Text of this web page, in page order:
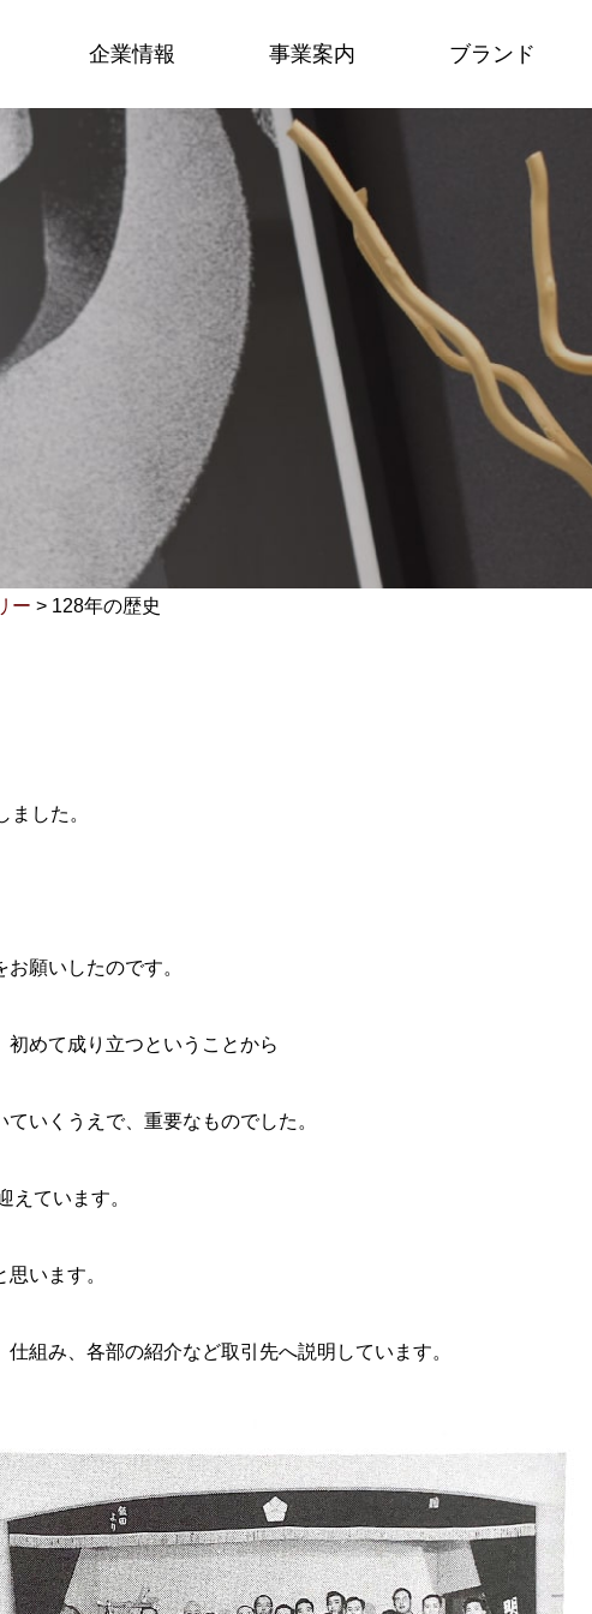
企業情報 事業案内 ブランド
ー > 128年の歴史
した。
願いしたのです。
めて成り立つということから
いくうえで、重要なものでした。
えています。
います。
組み、各部の紹介など取引先へ説明しています。